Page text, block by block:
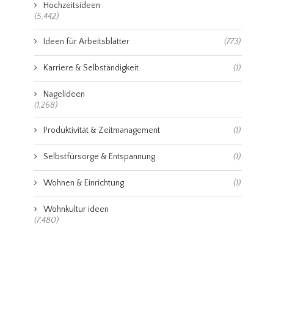
Hochzeitsideen
(5,442)
Ideen für Arbeitsblätter (773)
Karriere & Selbständigkeit (1)
Nagelideen
(1,268)
Produktivität & Zeitmanagement (1)
Selbstfürsorge & Entspannung (1)
Wohnen & Einrichtung (1)
Wohnkultur ideen
(7,480)